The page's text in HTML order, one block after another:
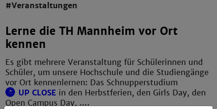
#Veranstaltungen
Lerne die TH Mannheim vor Ort
kennen
Es gibt mehrere Veranstaltung für Schülerinnen und
Schüler, um unsere Hochschule und die Studiengänge
vor Ort kennenlernen: Das Schnupperstudium
UP CLOSE in den Herbstferien, den Girls Day, den
Open Campus Day, .…